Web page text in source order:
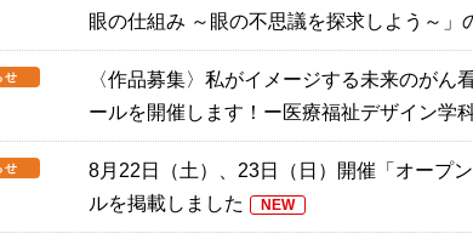
眼の仕組み ～眼の不思議を探求しよう～」
せ
〈作品募集〉私がイメージする未来のがん
ールを開催します！ー医療福祉デザイン学
せ
8月22日（土）、23日（日）開催「オープ
ルを掲載しました
NEW